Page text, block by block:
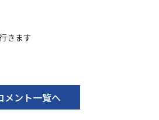
きます
メント一覧へ